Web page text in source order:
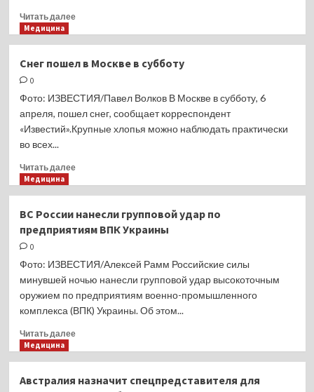
Читать далееПрочитать
заявил
увидеть
западные
войска
Медицина
Снег пошел в Москве в субботу
0
Фото: ИЗВЕСТИЯ/Павел Волков В Москве в субботу, 6
апреля, пошел снег, сообщает корреспондент
«Известий».Крупные хлопья можно наблюдать практически
во всех...
Читать далееПрочитать
пошел
в
в
субботу
Медицина
ВС России нанесли групповой удар по
предприятиям ВПК Украины
0
Фото: ИЗВЕСТИЯ/Алексей Рамм Российские силы
минувшей ночью нанесли групповой удар высокоточным
оружием по предприятиям военно-промышленного
комплекса (ВПК) Украины. Об этом...
Читать далееПрочитать
России
Медицина
Австралия назначит спецпредставителя для